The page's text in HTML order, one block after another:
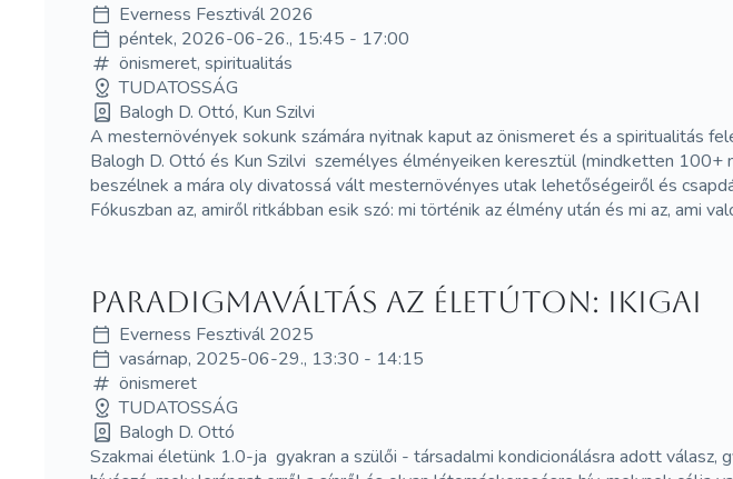
Everness Fesztivál 2026
péntek, 2026-06-26., 15:45 - 17:00
önismeret, spiritualitás
TUDATOSSÁG
Balogh D. Ottó, Kun Szilvi
A mesternövények sokunk számára nyitnak kaput az önismeret és a spiritualitás
Balogh D. Ottó és Kun Szilvi személyes élményeiken keresztül (mindketten
beszélnek a mára oly divatossá vált mesternövényes utak lehetőségeiről és
Fókuszban az, amiről ritkábban esik szó: mi történik az élmény után és mi az, ami
Paradigmaváltás az életúton: Ikigai
Everness Fesztivál 2025
vasárnap, 2025-06-29., 13:30 - 14:15
önismeret
TUDATOSSÁG
Balogh D. Ottó
Szakmai életünk 1.0-ja gyakran a szülői - társadalmi kondicionálásra adott